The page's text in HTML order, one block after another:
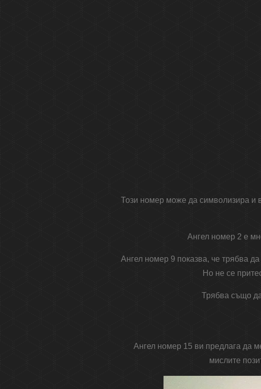
Този номер може да символизира и
Ангел номер 2 е
Ангел номер 9 показва, че трябва
Но не се
Трябва също
Ангел номер 15 ви предлага да
мислите